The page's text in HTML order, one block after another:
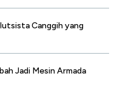
Canggih yang
Jadi Mesin Armada